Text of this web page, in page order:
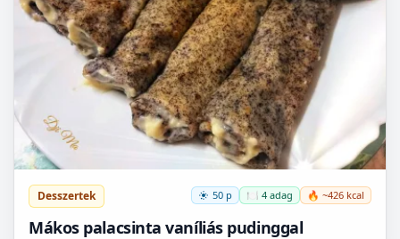
Desszertek 50 p 🍽️ 4 adag 🔥 ~426 kcal
Mákos palacsinta vaníliás pudinggal